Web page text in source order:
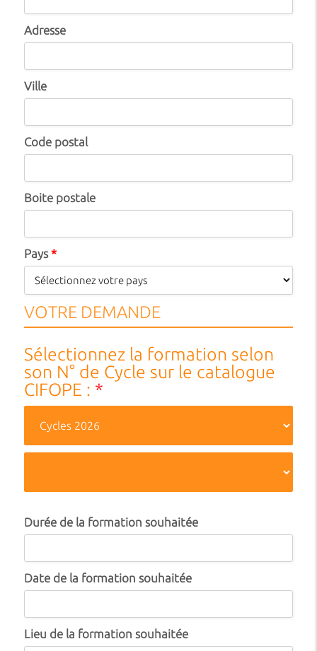
Adresse
Ville
Code postal
Boite postale
Pays*
VOTRE DEMANDE
Sélectionnez la formation selon
son N° de Cycle sur le catalogue
CIFOPE : *
Durée de la formation souhaitée
Date de la formation souhaitée
Lieu de la formation souhaitée